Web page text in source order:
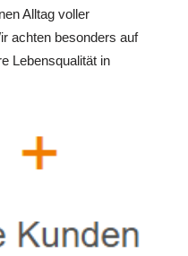
Alltag voller
achten besonders auf
Lebensqualität in